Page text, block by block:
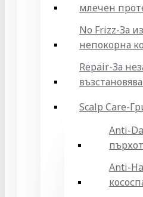
млечен
No Frizz-За
непокорна
Repair-За
Scalp Care-
Anti-
пърхот
Anti-